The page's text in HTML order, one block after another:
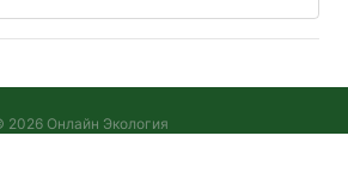
2026 Онлайн Экология